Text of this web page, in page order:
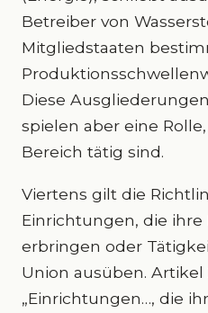
Betreiber von
Mitgliedstaaten
Diese
spielen aber eine
Bereich tätig sind.
Viertens gilt die
Einrichtungen, die
erbringen oder
Union ausüben. Artikel
„Einrichtungen…, die